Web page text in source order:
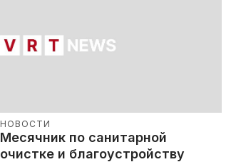
НОВОСТИ
Месячник по санитарной
очистке и благоустройству